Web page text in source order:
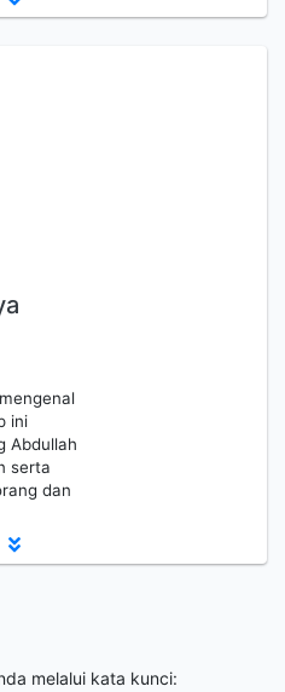
ini
Abdullah
serta
dan
melalui kata kunci: